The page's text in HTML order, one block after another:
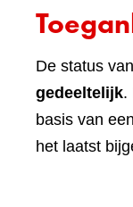
De status
gedeeltelijk.
basis van
het laatst